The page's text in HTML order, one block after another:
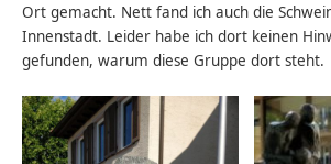
Ort gemacht. Nett fand ich auch die
Innenstadt. Leider habe ich dort keinen
gefunden, warum diese Gruppe dort steht.